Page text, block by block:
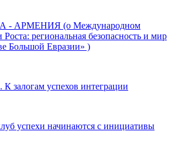
- АРМЕНИЯ (о Международном
региональная безопасность и мир
Большой Евразии» )
успехов интеграции
успехи начинаются с инициативы